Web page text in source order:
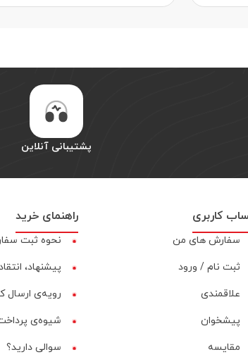
پشتیبانی آنلاین
کاربری
سفارش های من
ثبت نام / ورود
علاقمندی
پیشخوان
مقایسه‌
راهنمای خرید
نحوه ثبت
پیشنهاد،
رویه‌ی ارسال
شیوه‌ی
سوالی دارید؟